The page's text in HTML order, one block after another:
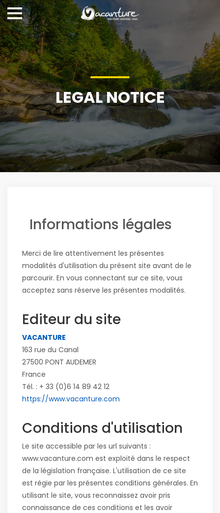
LEGAL NOTICE
Informations légales
Merci de lire attentivement les présentes
modalités d'utilisation du présent site avant de le
parcourir. En vous connectant sur ce site, vous
acceptez sans réserve les présentes modalités.
Editeur du site
VACANTURE
163 rue du Canal
27500 PONT AUDEMER
France
Tél. : + 33 (0)6 14 89 42 12
https://www.vacanture.com
Conditions d'utilisation
Le site accessible par les url suivants :
www.vacanture.com est exploité dans le respect
de la législation française. L'utilisation de ce site
est régie par les présentes conditions générales. En
utilisant le site, vous reconnaissez avoir pris
connaissance de ces conditions et les avoir